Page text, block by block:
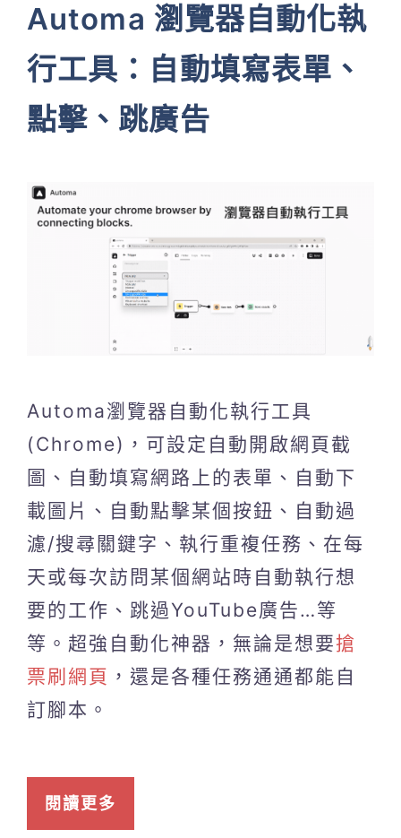
Automa 瀏覽器自動化執
行工具：自動填寫表單、
點擊、跳廣告
Automa瀏覽器自動化執行工具
(Chrome)，可設定自動開啟網頁截
圖、自動填寫網路上的表單、自動下
載圖片、自動點擊某個按鈕、自動過
濾/搜尋關鍵字、執行重複任務、在每
天或每次訪問某個網站時自動執行想
要的工作、跳過YouTube廣告…等
等。超強自動化神器，無論是想要搶
票刷網頁 ，還是各種任務通通都能自
訂腳本。
閱讀更多